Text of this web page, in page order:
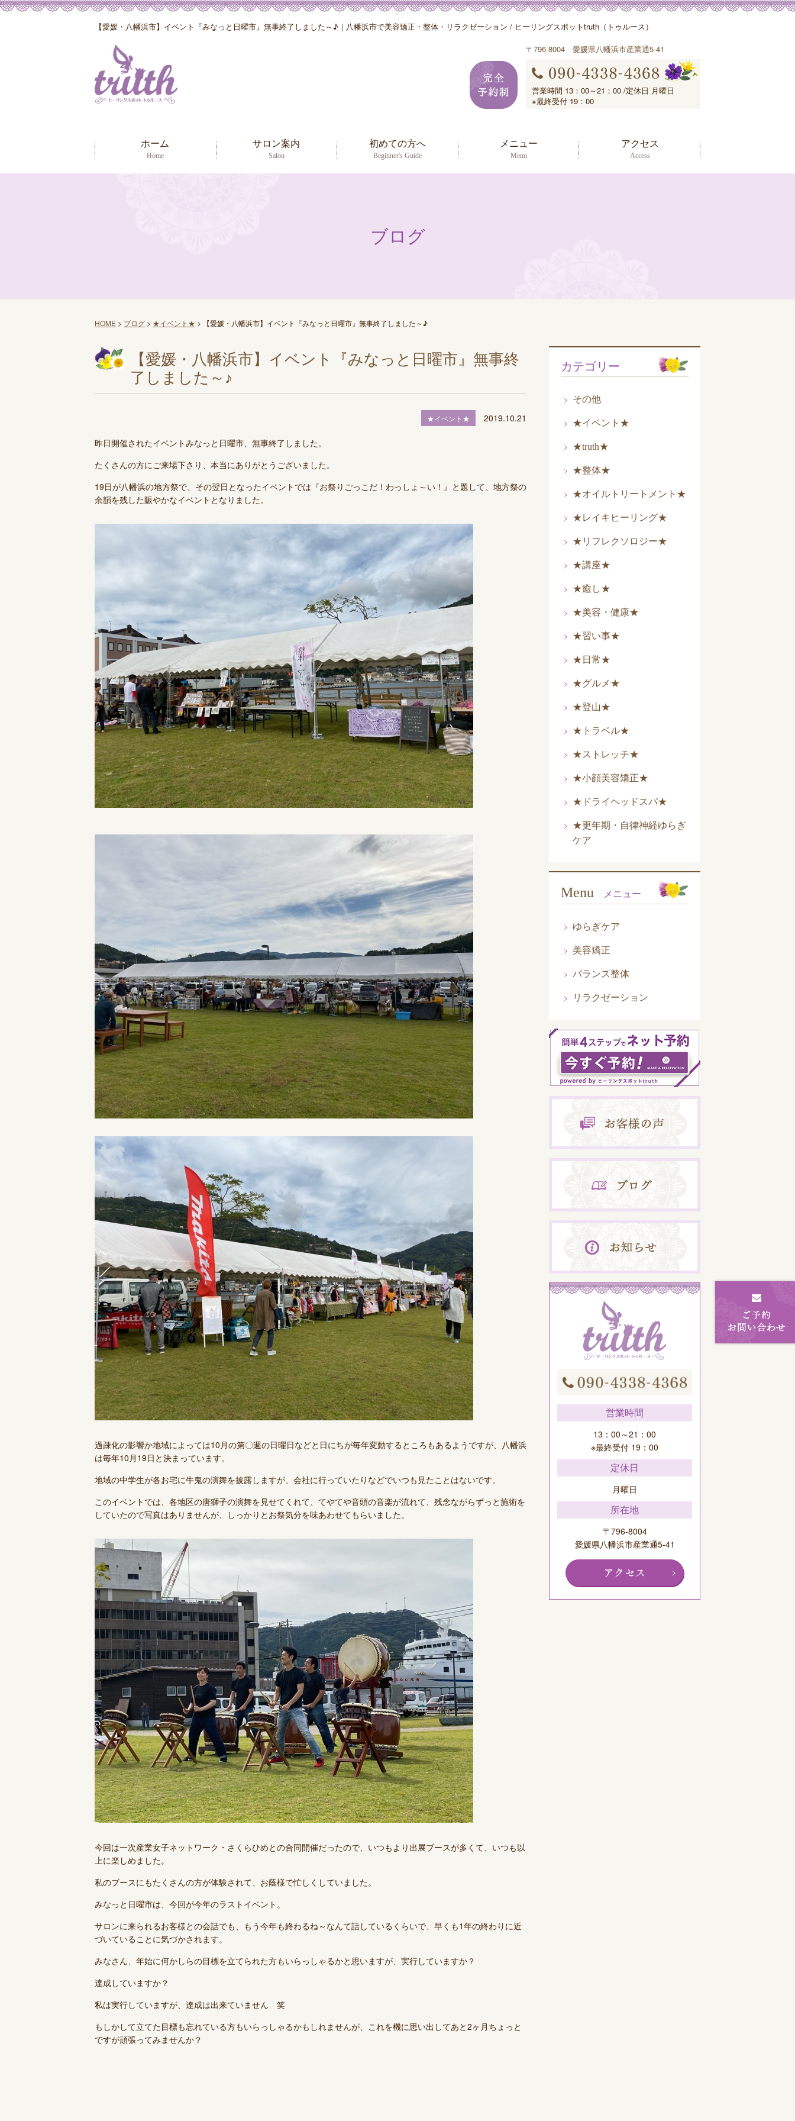
【愛媛・八幡浜市】イベント『みなっと日曜市』無事終了しました～♪｜八幡浜市で美容矯正・整体・リラクゼーション / ヒーリングスポットtruth（トゥルース）
〒796-8004 愛媛県八幡浜市産業通5-41
営業時間 13：00～21：00 /定休日 月曜日
※最終受付 19：00
ホーム
Home
サロン案内
Salon
初めての方へ
Beginner's Guide
メニュー
Menu
アクセス
Access
ブログ
HOME > ブログ > ★イベント★ > 【愛媛・八幡浜市】イベント『みなっと日曜市』無事終了しました～♪
【愛媛・八幡浜市】イベント『みなっと日曜市』無事終
了しました～♪
★イベント★ 2019.10.21
昨日開催されたイベントみなっと日曜市、無事終了しました。
たくさんの方にご来場下さり、本当にありがとうございました。
19日が八幡浜の地方祭で、その翌日となったイベントでは『お祭りごっこだ！わっしょ～い！』と題して、地方祭の
余韻を残した賑やかなイベントとなりました。
過疎化の影響か地域によっては10月の第〇週の日曜日などと日にちが毎年変動するところもあるようですが、八幡浜
は毎年10月19日と決まっています。
地域の中学生が各お宅に牛鬼の演舞を披露しますが、会社に行っていたりなどでいつも見たことはないです。
このイベントでは、各地区の唐獅子の演舞を見せてくれて、てやてや音頭の音楽が流れて、残念ながらずっと施術を
していたので写真はありませんが、しっかりとお祭気分を味あわせてもらいました。
今回は一次産業女子ネットワーク・さくらひめとの合同開催だったので、いつもより出展ブースが多くて、いつも以
上に楽しめました。
私のブースにもたくさんの方が体験されて、お蔭様で忙しくしていました。
みなっと日曜市は、今回が今年のラストイベント。
サロンに来られるお客様との会話でも、もう今年も終わるね～なんて話しているくらいで、早くも1年の終わりに近
づいていることに気づかされます。
みなさん、年始に何かしらの目標を立てられた方もいらっしゃるかと思いますが、実行していますか？
達成していますか？
私は実行していますが、達成は出来ていません 笑
もしかして立てた目標も忘れている方もいらっしゃるかもしれませんが、これを機に思い出してあと2ヶ月ちょっと
ですが頑張ってみませんか？
カテゴリー
その他
★イベント★
★truth★
★整体★
★オイルトリートメント★
★レイキヒーリング★
★リフレクソロジー★
★講座★
★癒し★
★美容・健康★
★習い事★
★日常★
★グルメ★
★登山★
★トラベル★
★ストレッチ★
★小顔美容矯正★
★ドライヘッドスパ★
★更年期・自律神経ゆらぎ
ケア
Menu メニュー
ゆらぎケア
美容矯正
バランス整体
リラクゼーション
営業時間
13：00～21：00
※最終受付 19：00
定休日
月曜日
所在地
〒796-8004
愛媛県八幡浜市産業通5-41